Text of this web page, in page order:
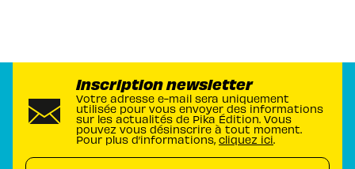
Inscription newsletter
Votre adresse e-mail sera uniquement
utilisée pour vous envoyer des informations
sur les actualités de Pika Édition. Vous
pouvez vous désinscrire à tout moment.
Pour plus d’informations, cliquez ici.